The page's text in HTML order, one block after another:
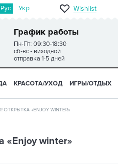
Рус Укр Wishlist
График работы
Пн-Пт: 09:30-18:30
сб-вс - виходной
отправка 1-5 дней
КРАСОТА/УХОД ИГРЫ/ОТДЫХ
ОТКРЫТКА «ENJOY WINTER»
«Enjoy winter»